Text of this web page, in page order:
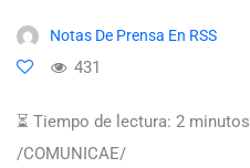
Notas De Prensa En RSS
431
⏳ Tiempo de lectura: 2 minutos
/COMUNICAE/